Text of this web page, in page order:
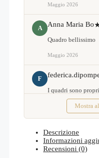
Maggio 2026
A Anna Maria Bo
Quadro bellissimo
Maggio 2026
F
I quadri sono
Febbraio 2026Mostra
Descrizione
Informazioni
Recensioni (0)